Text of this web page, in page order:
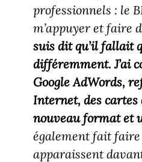
professionnels : le
m’appuyer et faire
suis dit qu’il fallait
différemment. J’ai
Google AdWords,
Internet, des
nouveau format et
également fait faire
apparaissent